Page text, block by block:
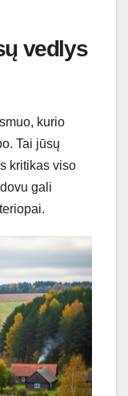
vedlys
kurio
Tai jūsų
kritikas viso
gali